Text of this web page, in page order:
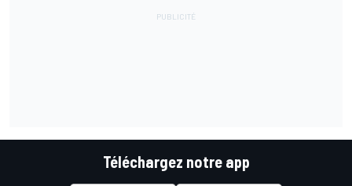
Téléchargez notre app